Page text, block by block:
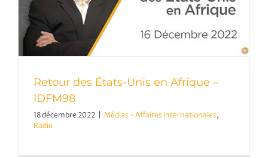
Retour des États-Unis en Afrique –
IDFM98
18 décembre 2022 Médias - Affaires internationales,
Radio